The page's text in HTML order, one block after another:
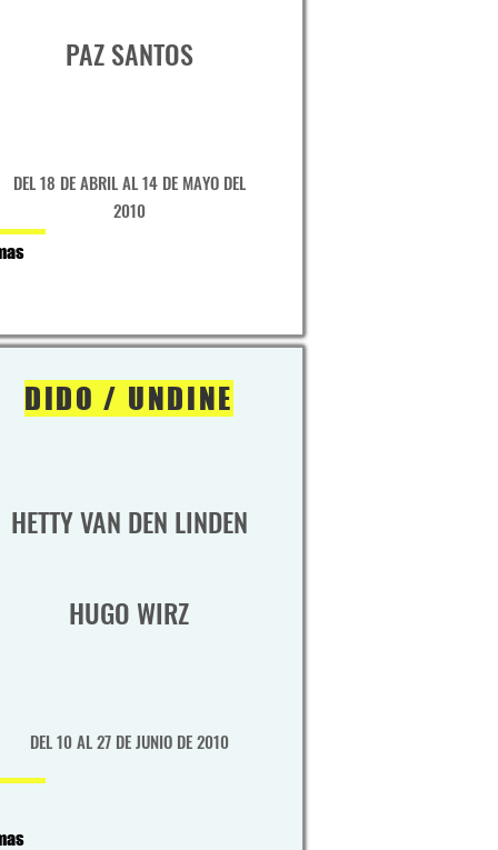
PAZ SANTOS
DEL 18 DE ABRIL AL 14 DE MAYO DEL
2010
DIDO / UNDINE
HETTY VAN DEN LINDEN
HUGO WIRZ
DEL 10 AL 27 DE JUNIO DE 2010